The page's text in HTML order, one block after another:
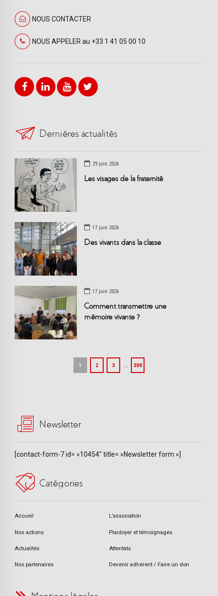
NOUS CONTACTER
NOUS APPELER au +33 1 41 05 00 10
Dernières actualités
29 juin 2026
Les visages de la fraternité
17 juin 2026
Des vivants dans la classe
17 juin 2026
Comment transmettre une
mémoire vivante ?
1 2 3 … 300
Newsletter
[contact-form-7 id= »10454″ title= »Newsletter form »]
Catégories
Accueil L’association
Nos actions Plaidoyer et témoignages
Actualités Attentats
Nos partenaires Devenir adhérent / Faire un don